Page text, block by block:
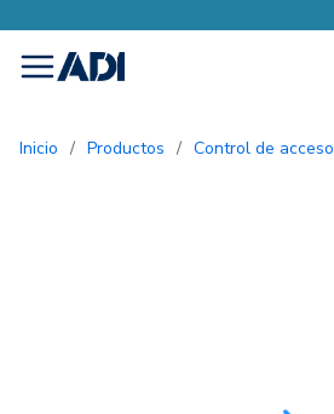
menu
Inicio / Productos / Control de acceso